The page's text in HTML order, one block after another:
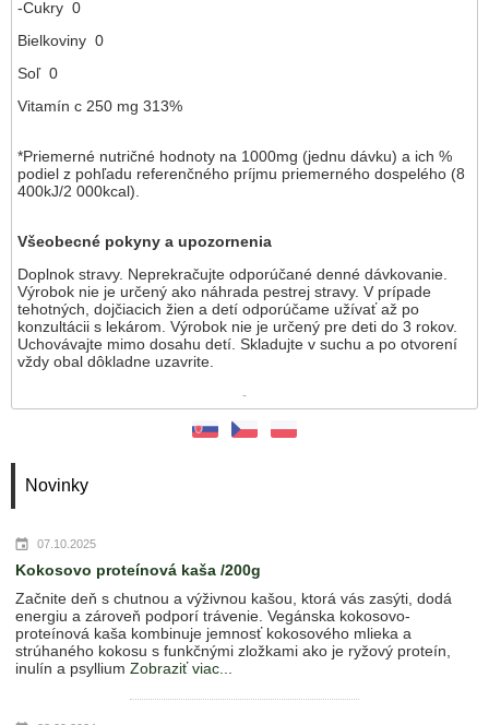
Novinky
07.10.2025
Kokosovo proteínová kaša /200g
Začnite deň s chutnou a výživnou kašou, ktorá vás zasýti, dodá
energiu a zároveň podporí trávenie. Vegánska kokosovo-
proteínová kaša kombinuje jemnosť kokosového mlieka a
strúhaného kokosu s funkčnými zložkami ako je ryžový proteín,
inulín a psyllium Zobraziť viac...
-Cukry 0
Bielkoviny 0
Soľ 0
Vitamín c 250 mg 313%
*Priemerné nutričné hodnoty na 1000mg (jednu dávku) a ich %
podiel z pohľadu referenčného príjmu priemerného dospelého (8
400kJ/2 000kcal).
Všeobecné pokyny a upozornenia
Doplnok stravy. Neprekračujte odporúčané denné dávkovanie.
Výrobok nie je určený ako náhrada pestrej stravy. V prípade
tehotných, dojčiacich žien a detí odporúčame užívať až po
konzultácii s lekárom. Výrobok nie je určený pre deti do 3 rokov.
Uchovávajte mimo dosahu detí. Skladujte v suchu a po otvorení
vždy obal dôkladne uzavrite.
-